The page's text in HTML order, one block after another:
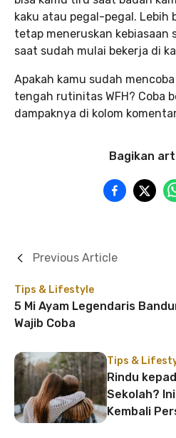
kaku atau pegal-pegal. Lebih
tetap meneruskan kebiasaan
saat sudah mulai bekerja di
Apakah kamu sudah
tengah rutinitas WFH? Coba
dampaknya di kolom
Bagikan
Tips & Lifestyle
5 Mi Ayam Legendaris
Wajib Coba
Previous Article
Tips &
Rindu
Sekolah?
Kembali